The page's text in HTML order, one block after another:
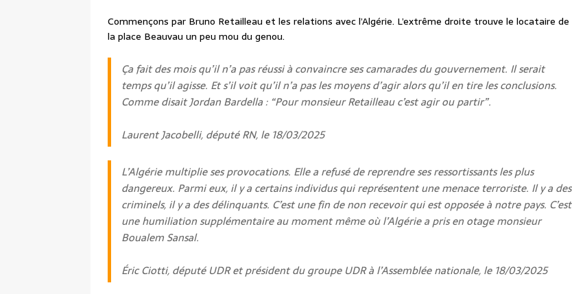
Commençons par Bruno Retailleau et les relations avec l’Algérie. L’extrême droite trouve le locataire de
la place Beauvau un peu mou du genou.
Ça fait des mois qu’il n’a pas réussi à convaincre ses camarades du gouvernement. Il serait
temps qu’il agisse. Et s’il voit qu’il n’a pas les moyens d’agir alors qu’il en tire les conclusions.
Comme disait Jordan Bardella : “Pour monsieur Retailleau c’est agir ou partir”.
Laurent Jacobelli, député RN, le 18/03/2025
L’Algérie multiplie ses provocations. Elle a refusé de reprendre ses ressortissants les plus
dangereux. Parmi eux, il y a certains individus qui représentent une menace terroriste. Il y a des
criminels, il y a des délinquants. C’est une fin de non recevoir qui est opposée à notre pays. C’est
une humiliation supplémentaire au moment même où l’Algérie a pris en otage monsieur
Boualem Sansal.
Éric Ciotti, député UDR et président du groupe UDR à l’Assemblée nationale, le 18/03/2025